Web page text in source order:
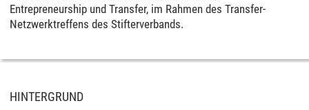
erfolgt die Weitergabe nur für die Anzeige dieses
Entrepreneurship und Transfer, im Rahmen des Transfer-
Netzwerktreffens des Stifterverbands.
HINTERGRUND